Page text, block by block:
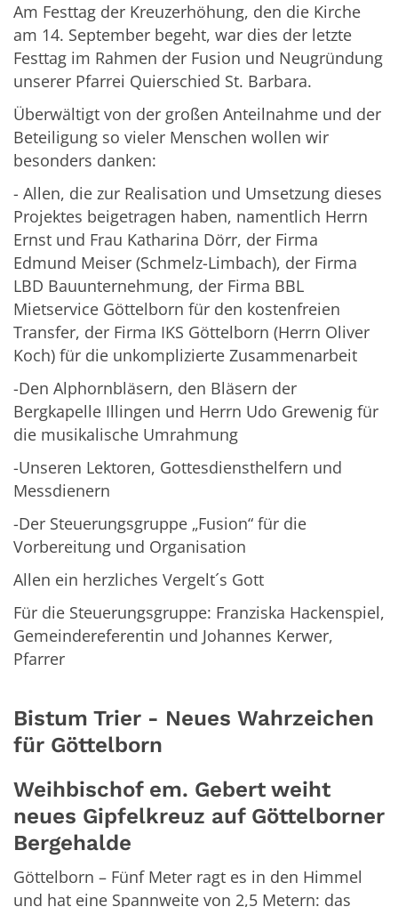
Am Festtag der Kreuzerhöhung, den die Kirche
am 14. September begeht, war dies der letzte
Festtag im Rahmen der Fusion und Neugründung
unserer Pfarrei Quierschied St. Barbara.
Überwältigt von der großen Anteilnahme und der
Beteiligung so vieler Menschen wollen wir
besonders danken:
- Allen, die zur Realisation und Umsetzung dieses
Projektes beigetragen haben, namentlich Herrn
Ernst und Frau Katharina Dörr, der Firma
Edmund Meiser (Schmelz-Limbach), der Firma
LBD Bauunternehmung, der Firma BBL
Mietservice Göttelborn für den kostenfreien
Transfer, der Firma IKS Göttelborn (Herrn Oliver
Koch) für die unkomplizierte Zusammenarbeit
-Den Alphornbläsern, den Bläsern der
Bergkapelle Illingen und Herrn Udo Grewenig für
die musikalische Umrahmung
-Unseren Lektoren, Gottesdiensthelfern und
Messdienern
-Der Steuerungsgruppe „Fusion“ für die
Vorbereitung und Organisation
Allen ein herzliches Vergelt´s Gott
Für die Steuerungsgruppe: Franziska Hackenspiel,
Gemeindereferentin und Johannes Kerwer,
Pfarrer
Bistum Trier - Neues Wahrzeichen
für Göttelborn
Weihbischof em. Gebert weiht
neues Gipfelkreuz auf Göttelborner
Bergehalde
Göttelborn – Fünf Meter ragt es in den Himmel
und hat eine Spannweite von 2,5 Metern: das